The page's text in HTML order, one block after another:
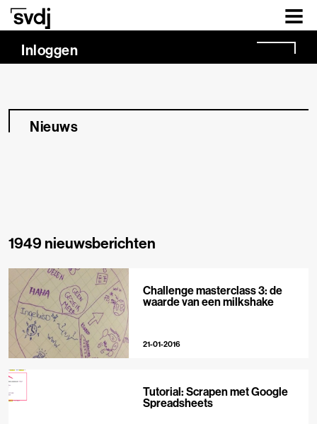
Naar hoofdinhoud
Inloggen
Nieuws
1949 nieuwsberichten
Challenge masterclass 3: de
waarde van een milkshake
21-01-2016
Tutorial: Scrapen met Google
Spreadsheets